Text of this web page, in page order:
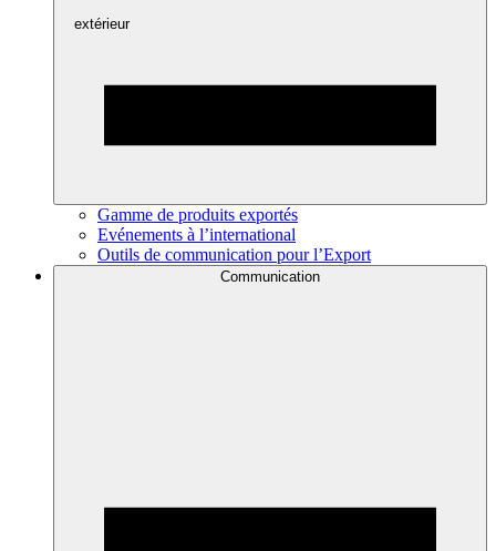
extérieur
Gamme de produits exportés
Evénements à l’international
Outils de communication pour l’Export
Communication